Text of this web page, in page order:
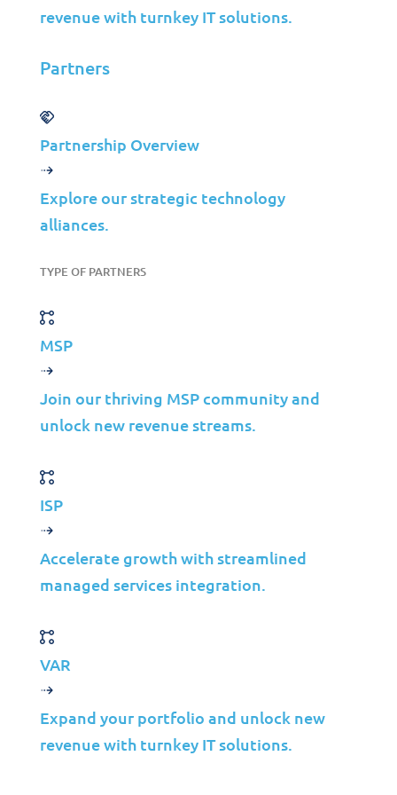
revenue with turnkey IT solutions.
Partners
Partnership Overview
Explore our strategic technology
alliances.
TYPE OF PARTNERS
MSP
Join our thriving MSP community and
unlock new revenue streams.
ISP
Accelerate growth with streamlined
managed services integration.
VAR
Expand your portfolio and unlock new
revenue with turnkey IT solutions.
Responsabiliser
entreprise sans remplacer votre
personnel.
Explore More
Insights